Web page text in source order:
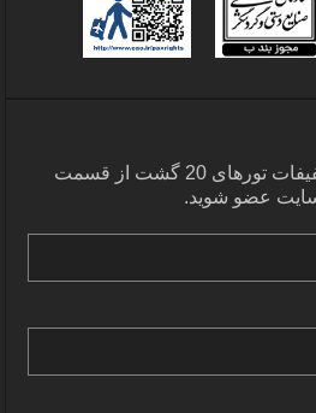
جهت اطلاع از آفرها و تخفیفات تورهای 20 گشت از قسمت
سایت عضو شوید.